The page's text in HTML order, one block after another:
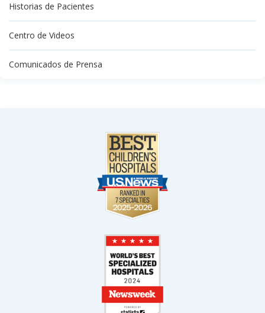
Historias de Pacientes
Centro de Videos
Comunicados de Prensa